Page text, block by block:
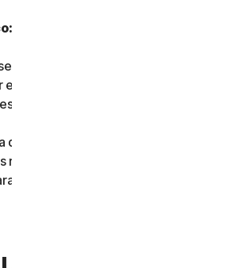
a qualquer do nosso software,
revisões, atualizações ou
software.
quaisquer comentários, avaliações,
relacionados com os Serviços que o
nós.